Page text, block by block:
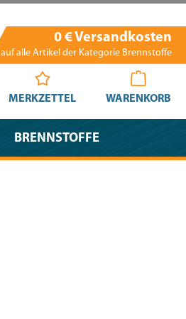
0 € Versandkosten
auf alle Artikel der Kategorie Brennstoffe
MERKZETTEL WARENKORB
BRENNSTOFFE